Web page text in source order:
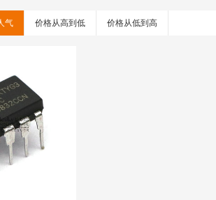
气 价格从高到低 价格从低到高